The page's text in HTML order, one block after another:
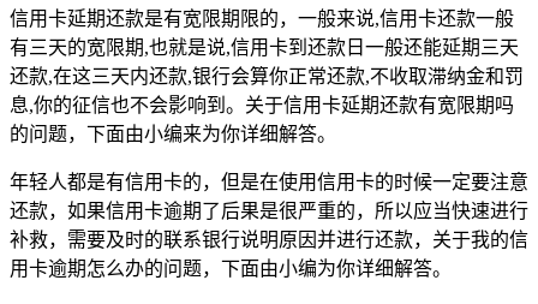
信用卡延期还款是有宽限期限的，一般来说,信用卡还款一般
有三天的宽限期,也就是说,信用卡到还款日一般还能延期三天
还款,在这三天内还款,银行会算你正常还款,不收取滞纳金和罚
息,你的征信也不会影响到。关于信用卡延期还款有宽限期吗
的问题，下面由小编来为你详细解答。
年轻人都是有信用卡的，但是在使用信用卡的时候一定要注意
还款，如果信用卡逾期了后果是很严重的，所以应当快速进行
补救，需要及时的联系银行说明原因并进行还款，关于我的信
用卡逾期怎么办的问题，下面由小编为你详细解答。